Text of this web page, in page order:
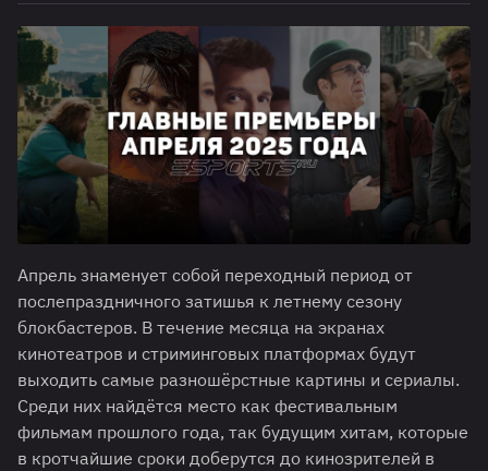
Апрель знаменует собой переходный период от
послепраздничного затишья к летнему сезону
блокбастеров. В течение месяца на экранах
кинотеатров и стриминговых платформах будут
выходить самые разношёрстные картины и сериалы.
Среди них найдётся место как фестивальным
фильмам прошлого года, так будущим хитам, которые
в кротчайшие сроки доберутся до кинозрителей в